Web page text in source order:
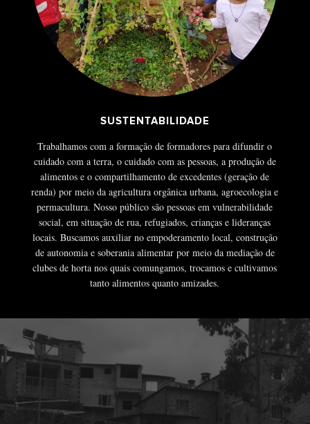
SUSTENTABILIDADE
Trabalhamos com a formação de formadores para difundir o
cuidado com a terra, o cuidado com as pessoas, a produção de
alimentos e o compartilhamento de excedentes (geração de
renda) por meio da agricultura orgânica urbana, agroecologia e
permacultura. Nosso público são pessoas em vulnerabilidade
social, em situação de rua, refugiados, crianças e lideranças
locais. Buscamos auxiliar no empoderamento local, construção
de autonomia e soberania alimentar por meio da mediação de
clubes de horta nos quais comungamos, trocamos e cultivamos
tanto alimentos quanto amizades.